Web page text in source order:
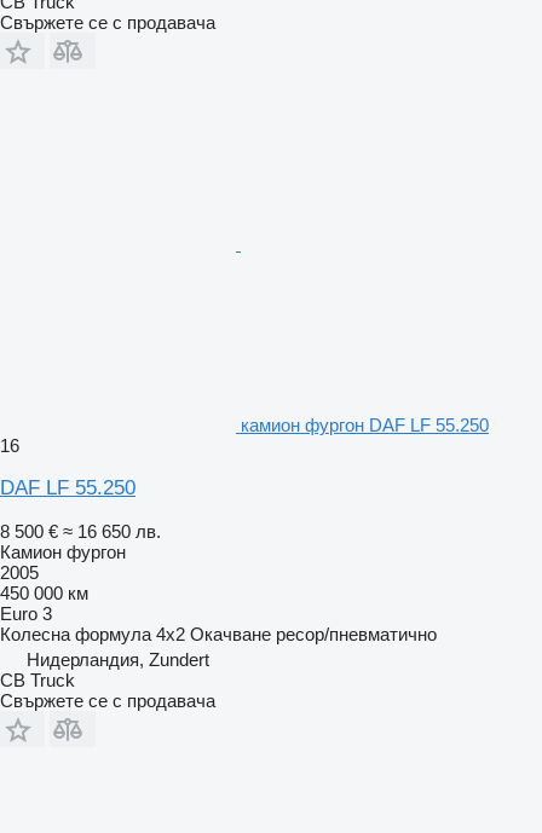
Свържете се с продавача
камион фургон DAF LF 55.250
16
DAF LF 55.250
8 500 € ≈ 16 650 лв.
Камион фургон
2005
450 000 км
Euro 3
Колесна формула 4x2 Окачване ресор/пневматично
Нидерландия, Zundert
CB Truck
Свържете се с продавача